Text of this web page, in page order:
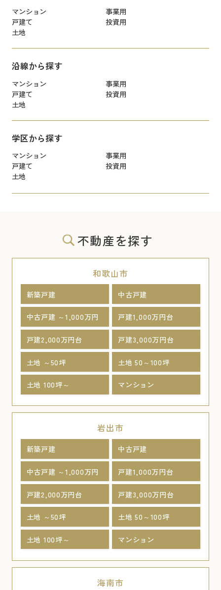
マンション
事業用
戸建て
投資用
土地
沿線から探す
マンション
事業用
戸建て
投資用
土地
学区から探す
マンション
事業用
戸建て
投資用
土地
不動産を探す
和歌山市
新築戸建 中古戸建
中古戸建 ～1,000万円 戸建1,000万円台
戸建2,000万円台 戸建3,000万円台
土地 ～50坪 土地 50～100坪
土地 100坪～ マンション
岩出市
新築戸建 中古戸建
中古戸建 ～1,000万円 戸建1,000万円台
戸建2,000万円台 戸建3,000万円台
土地 ～50坪 土地 50～100坪
土地 100坪～ マンション
海南市